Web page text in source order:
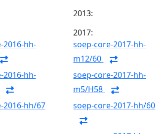
2013:
2016-hh-
2016-hh-
2016-hh/67
2017:
soep-core-2017-hh-
m12/60
soep-core-2017-hh-
m5/H58
soep-core-2017-hh/60